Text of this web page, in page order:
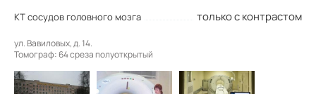
КТ сосудов головного мозга только с контрастом
ул. Вавиловых, д. 14.
Томограф: 64 среза полуоткрытый